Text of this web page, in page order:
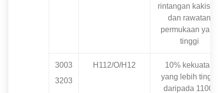
rintangan
dan rawatan
permukaan yang
tinggi
3003
3203
H112/O/H12
10% kekuatan
yang lebih tinggi
daripada 1100,